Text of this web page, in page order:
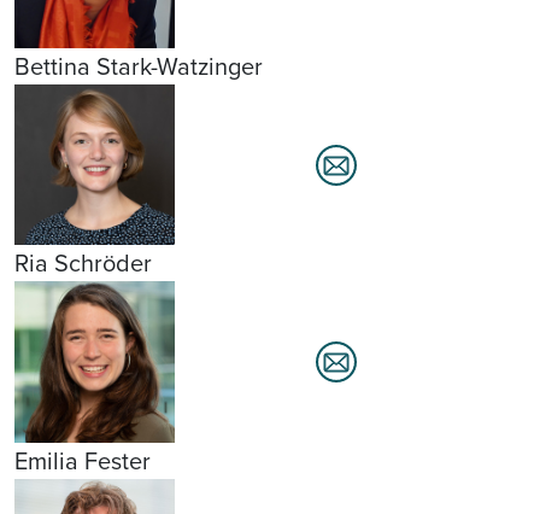
Bettina Stark-Watzinger
Ria Schröder
Emilia Fester